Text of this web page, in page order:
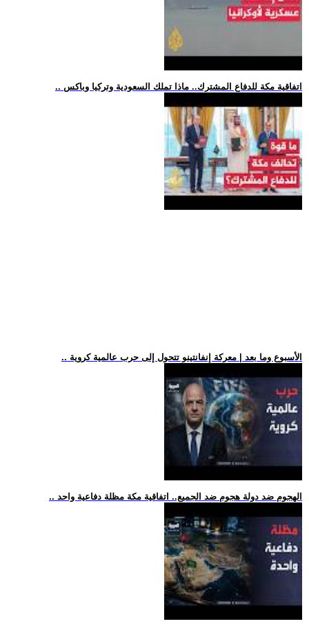
.. اتفاقية مكة للدفاع المشترك.. ماذا تملك السعودية وتركيا وباكس
.. الأسبوع وما بعد | معركة إنفانتينو تتحول إلى حرب عالمية كروية
.. الهجوم ضد دولة هجوم ضد الجميع.. اتفاقية مكة مظلة دفاعية واحد